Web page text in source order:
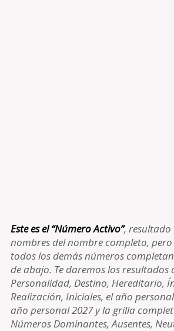
Este es el “Número Activo”, resultado
nombres del nombre completo,
todos los demás números
de abajo. Te daremos los resultados
Personalidad, Destino, Hereditario,
Realización, Iniciales, el año
año personal 2027 y la grilla
Números Dominantes, Ausentes,